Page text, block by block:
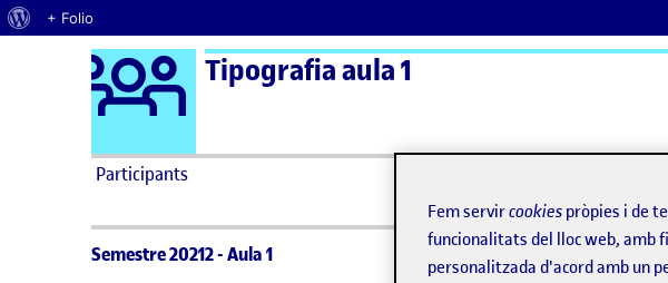
Quant al WordPress
+ Folio
Saltar al contingut Logo Ágora
Tipografia aula 1
Participants
Semestre 20212 - Aula 1
Fem servircookies pròpies i de
funcionalitats del lloc web,
personalitzada d'acord amb un